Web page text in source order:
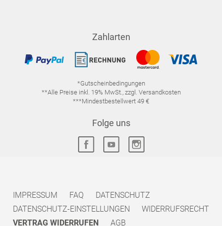
Zahlarten
*Gutscheinbedingungen
**Alle Preise inkl. 19% MwSt., zzgl. Versandkosten
***Mindestbestellwert 49 €
Folge uns
IMPRESSUM FAQ
DATENSCHUTZ
DATENSCHUTZ-EINSTELLUNGEN
WIDERRUFSRECHT
VERTRAG WIDERRUFEN
AGB